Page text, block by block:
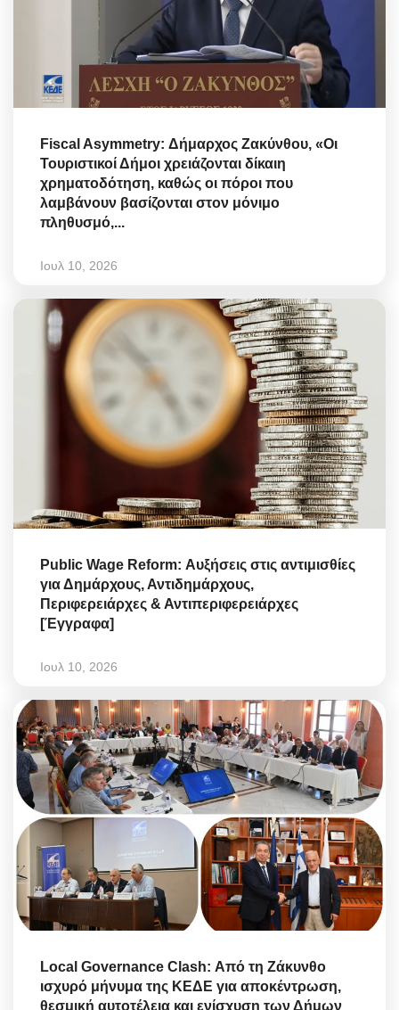
Fiscal Asymmetry: Δήμαρχος Ζακύνθου, «Οι
Τουριστικοί Δήμοι χρειάζονται δίκαιη
χρηματοδότηση, καθώς οι πόροι που
λαμβάνουν βασίζονται στον μόνιμο
πληθυσμό,...
Ιουλ 10, 2026
Public Wage Reform: Αυξήσεις στις αντιμισθίες
για Δημάρχους, Αντιδημάρχους,
Περιφερειάρχες & Αντιπεριφερειάρχες
[Έγγραφα]
Ιουλ 10, 2026
Local Governance Clash: Από τη Ζάκυνθο
ισχυρό μήνυμα της ΚΕΔΕ για αποκέντρωση,
θεσμική αυτοτέλεια και ενίσχυση των Δήμων